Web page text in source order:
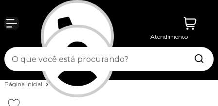
Atendimento
Página Inicial Bike Guidão